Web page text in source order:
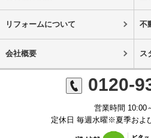
リフォームについて 不
会社概要 ス
0120-
営業時間 10:00
定休日 毎週水曜※夏季およ